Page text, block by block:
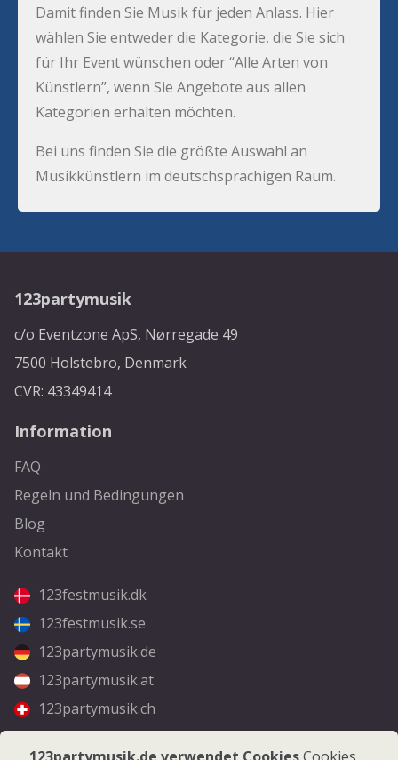
Damit finden Sie Musik für jeden Anlass. Hier
wählen Sie entweder die Kategorie, die Sie sich
für Ihr Event wünschen oder “Alle Arten von
Künstlern”, wenn Sie Angebote aus allen
Kategorien erhalten möchten.
Bei uns finden Sie die größte Auswahl an
Musikkünstlern im deutschsprachigen Raum.
123partymusik
c/o Eventzone ApS, Nørregade 49
7500 Holstebro, Denmark
CVR: 43349414
Information
FAQ
Regeln und Bedingungen
Blog
Kontakt
123festmusik.dk
123festmusik.se
123partymusik.de
123partymusik.at
123partymusik.ch
Folgen Sie uns